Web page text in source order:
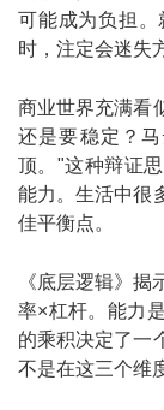
可能成为负担
时，注定会迷失
商业世界充满看
还是要稳定？
顶。"这种辩证
能力。生活中很
佳平衡点。
《底层逻辑》
率×杠杆。能力
的乘积决定了一
不是在这三个维